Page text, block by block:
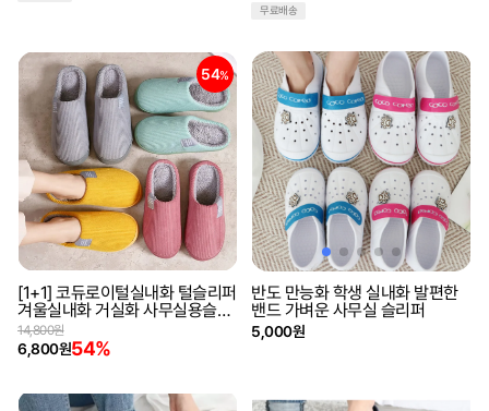
무료배송
54%
[1+1] 코듀로이털실내화 털슬리퍼
겨울실내화 거실화 사무실용슬리
퍼 방한슬리퍼
6,800원54%
14,800원
반도 만능화 학생 실내화 발편한
밴드 가벼운 사무실 슬리퍼
5,000원